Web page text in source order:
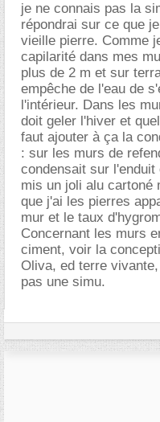
je ne connais pas la
répondrai sur ce que
vieille pierre. Comme
capilarité dans mes
plus de 2 m et sur
empêche de l'eau de
l'intérieur. Dans les
doit geler l'hiver et
faut ajouter à ça la
: sur les murs de
condensait sur
mis un joli alu cartoné
que j'ai les pierres
mur et le taux
Concernant les murs
ciment, voir la
Oliva, ed terre
pas une simu.